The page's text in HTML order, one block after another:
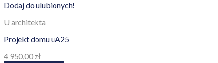
Dodaj do ulubionych!
U architekta
Projekt domu uA25
4 950,00 zł